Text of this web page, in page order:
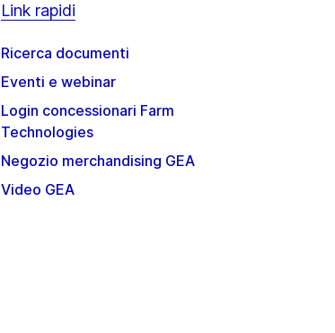
Link rapidi
Ricerca documenti
Eventi e webinar
Login concessionari Farm
Technologies
Negozio merchandising GEA
Video GEA